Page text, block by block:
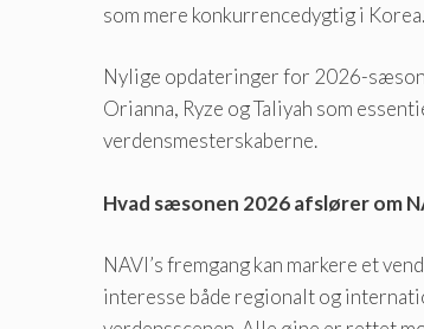
som mere konkurrencedygtig i Korea.
Nylige opdateringer for 2026-
Orianna, Ryze og Taliyah som
verdensmesterskaberne.
Hvad sæsonen 2026 afslører om
NAVI’s fremgang kan markere et
interesse både regionalt og